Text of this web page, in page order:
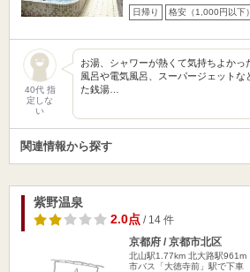
日帰り 格安（1,000円以下）
40代 指
定しな
い
お湯、シャワーが熱くて気持ちよかっ
風呂や電気風呂、スーパージェットな
た銭湯…
関連情報から探す
紫野温泉
2.0点/ 14 件
京都府 / 京都市北区
北山駅1.77km 北大路駅961m
市バス「大徳寺前」駅で下車